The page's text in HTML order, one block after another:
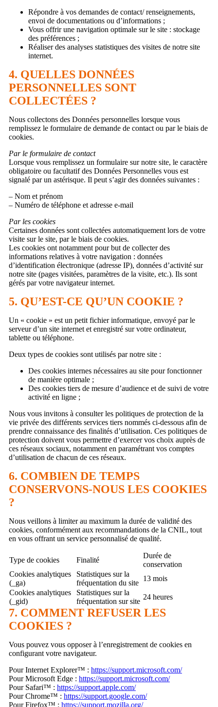
Répondre à vos demandes de contact/ renseignements,
envoi de documentations ou d’informations ;
Vous offrir une navigation optimale sur le site : stockage
des préférences ;
Réaliser des analyses statistiques des visites de notre site
internet.
4. QUELLES DONNÉES
PERSONNELLES SONT
COLLECTÉES ?
Nous collectons des Données personnelles lorsque vous
remplissez le formulaire de demande de contact ou par le biais de
cookies.
Par le formulaire de contact
Lorsque vous remplissez un formulaire sur notre site, le caractère
obligatoire ou facultatif des Données Personnelles vous est
signalé par un astérisque. Il peut s’agir des données suivantes :
– Nom et prénom
– Numéro de téléphone et adresse e-mail
Par les cookies
Certaines données sont collectées automatiquement lors de votre
visite sur le site, par le biais de cookies.
Les cookies ont notamment pour but de collecter des
informations relatives à votre navigation : données
d’identification électronique (adresse IP), données d’activité sur
notre site (pages visitées, paramètres de la visite, etc.). Ils sont
gérés par votre navigateur internet.
5. QU’EST-CE QU’UN COOKIE ?
Un « cookie » est un petit fichier informatique, envoyé par le
serveur d’un site internet et enregistré sur votre ordinateur,
tablette ou téléphone.
Deux types de cookies sont utilisés par notre site :
Des cookies internes nécessaires au site pour fonctionner
de manière optimale ;
Des cookies tiers de mesure d’audience et de suivi de votre
activité en ligne ;
Nous vous invitons à consulter les politiques de protection de la
vie privée des différents services tiers nommés ci-dessous afin de
prendre connaissance des finalités d’utilisation. Ces politiques de
protection doivent vous permettre d’exercer vos choix auprès de
ces réseaux sociaux, notamment en paramétrant vos comptes
d’utilisation de chacun de ces réseaux.
6. COMBIEN DE TEMPS
CONSERVONS-NOUS LES COOKIES
?
Nous veillons à limiter au maximum la durée de validité des
cookies, conformément aux recommandations de la CNIL, tout
en vous offrant un service personnalisé de qualité.
Type de cookies Finalité
Durée de
conservation
Cookies analytiques
(_ga)
Statistiques sur la
fréquentation du site
13 mois
Cookies analytiques
(_gid)
Statistiques sur la
fréquentation sur site
24 heures
7. COMMENT REFUSER LES
COOKIES ?
Vous pouvez vous opposer à l’enregistrement de cookies en
configurant votre navigateur.
Pour Internet Explorer™ : https://support.microsoft.com/
Pour Microsoft Edge : https://support.microsoft.com/
Pour Safari™ : https://support.apple.com/
Pour Chrome™ : https://support.google.com/
Pour Firefox™ : https://support.mozilla.org/